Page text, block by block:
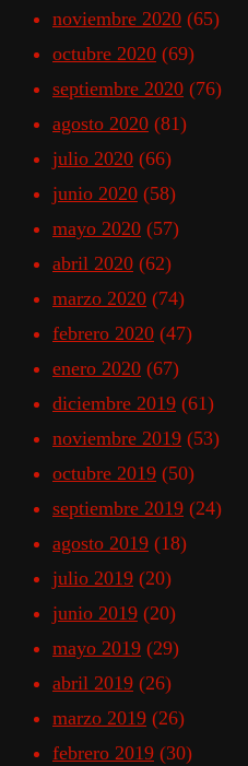
noviembre 2020 (65)
octubre 2020 (69)
septiembre 2020 (76)
agosto 2020 (81)
julio 2020 (66)
junio 2020 (58)
mayo 2020 (57)
abril 2020 (62)
marzo 2020 (74)
febrero 2020 (47)
enero 2020 (67)
diciembre 2019 (61)
noviembre 2019 (53)
octubre 2019 (50)
septiembre 2019 (24)
agosto 2019 (18)
julio 2019 (20)
junio 2019 (20)
mayo 2019 (29)
abril 2019 (26)
marzo 2019 (26)
febrero 2019 (30)